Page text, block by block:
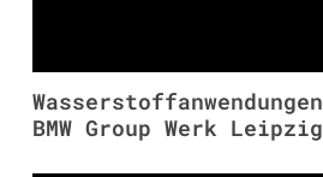
Wasserstoffanwendungen
BMW Group Werk Leipzig